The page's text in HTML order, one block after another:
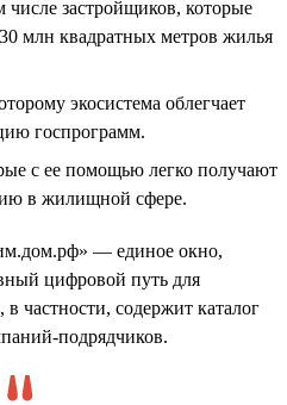
числе застройщиков, которые
млн квадратных метров жилья
экосистема облегчает
госпрограмм.
с ее помощью легко получают
в жилищной сфере.
— единое окно,
цифровой путь для
в частности, содержит каталог
подрядчиков.